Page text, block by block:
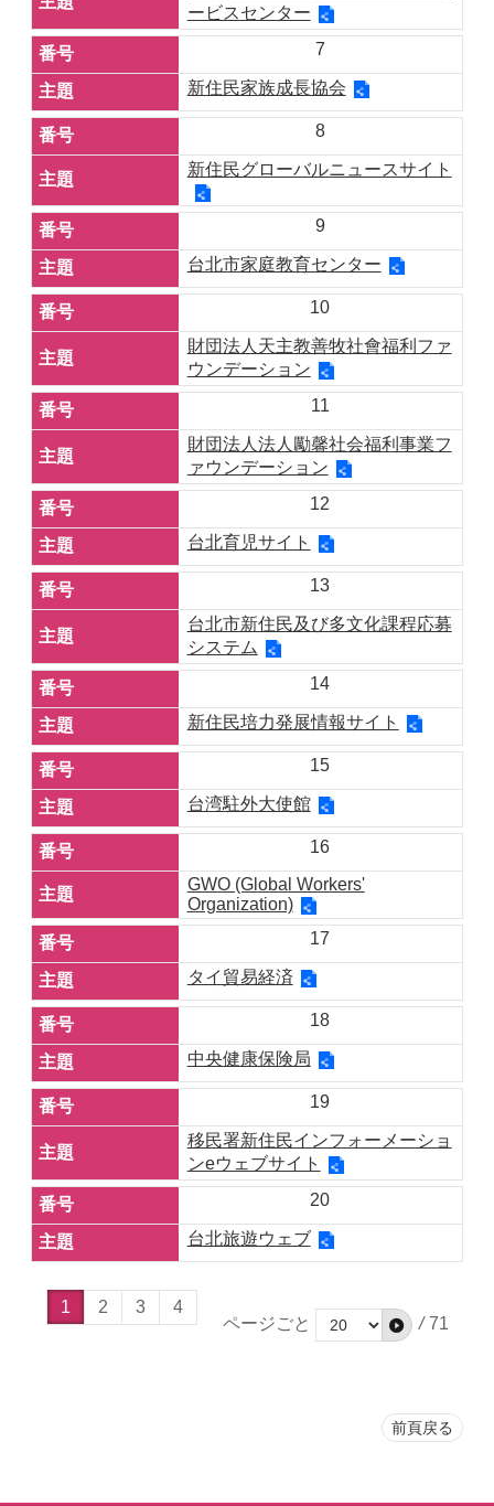
ービスセンター
7
新住民家族成長協会
8
新住民グローバルニュースサイト
9
台北市家庭教育センター
10
財団法人天主教善牧社會福利ファ
ウンデーション
11
財団法人法人勵馨社会福利事業フ
ァウンデーション
12
台北育児サイト
13
台北市新住民及び多文化課程応募
システム
14
新住民培力発展情報サイト
15
台湾駐外大使館
16
GWO (Global Workers'
Organization)
17
タイ貿易経済
18
中央健康保険局
19
移民署新住民インフォーメーショ
ンeウェブサイト
20
台北旅遊ウェブ
1 2 3
4
ページごと
/ 71
前頁戻る